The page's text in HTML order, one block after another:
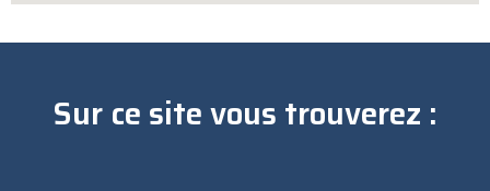
Sur ce site vous trouverez :